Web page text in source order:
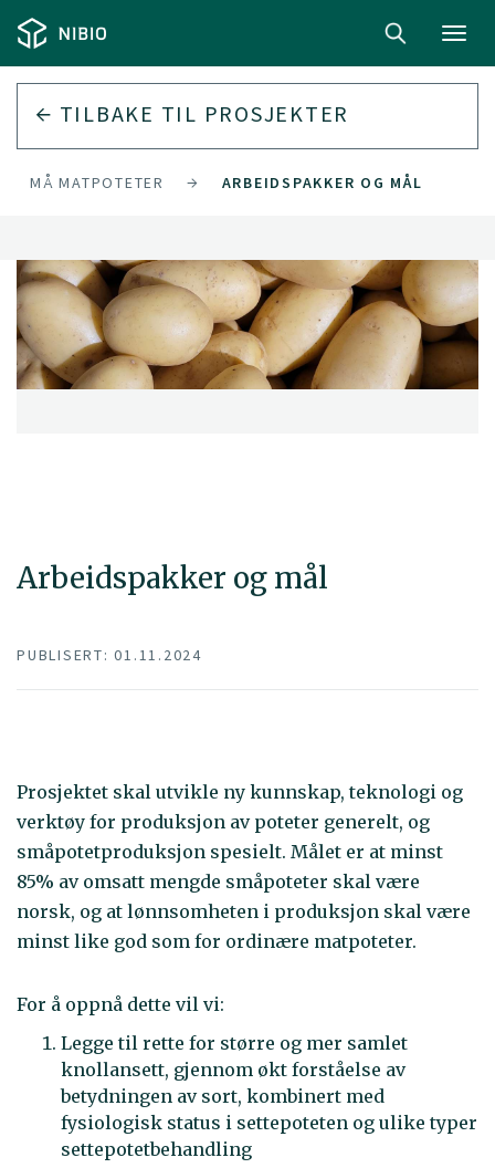
TILBAKE TIL PROSJEKTER
SMÅ MATPOTETER ARBEIDSPAKKER OG MÅL
Arbeidspakker og mål
PUBLISERT: 01.11.2024
Prosjektet skal utvikle ny kunnskap, teknologi og
verktøy for produksjon av poteter generelt, og
småpotetproduksjon spesielt. Målet er at minst
85% av omsatt mengde småpoteter skal være
norsk, og at lønnsomheten i produksjon skal være
minst like god som for ordinære matpoteter.
For å oppnå dette vil vi:
Legge til rette for større og mer samlet
knollansett, gjennom økt forståelse av
betydningen av sort, kombinert med
fysiologisk status i settepoteten og ulike typer
settepotetbehandling